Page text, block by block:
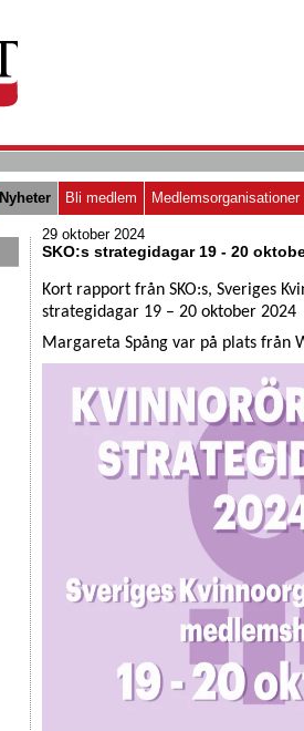
Nyheter Bli medlem Medlemsorganisationer
29 oktober 2024
SKO:s strategidagar 19 - 20
Kort rapport från SKO:s, Sveriges
strategidagar 19 – 20 oktober 2024
Margareta Spång var på plats från